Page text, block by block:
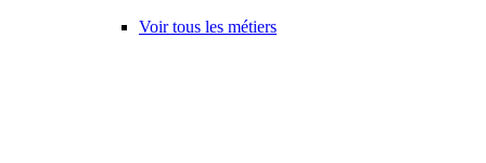
Voir tous les métiers